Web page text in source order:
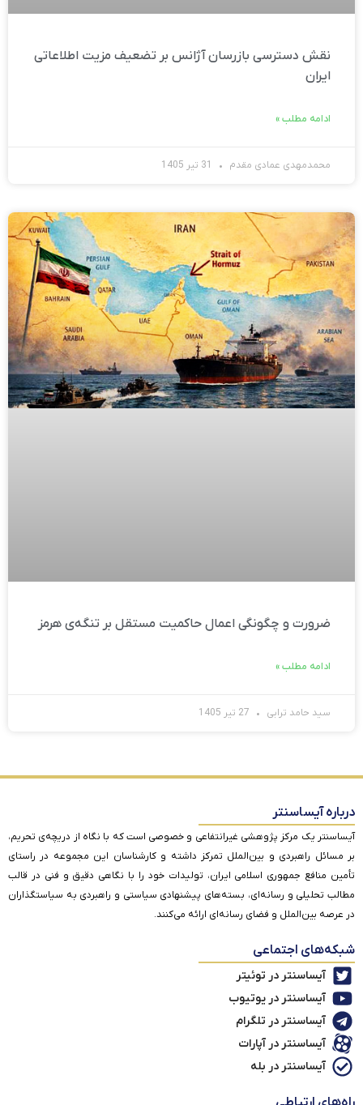
نقش دسترسی بازرسان آژانس بر تضعیف مزیت اطلاعاتی
ایران
ادامه مطلب »
محمدمهدی عمادی مقدم
ضرورت و چگونگی اعمال حاکمیت مستقل بر تنگه‌ی هرمز
ادامه مطلب »
سید حامد ترابی
درباره آیساسنتر
آیساسنتر یک مرکز پژوهشی غیرانتفاعی و خصوصی است که با نگاه از دریچه‌ی تحریم،
بر مسائل راهبردی و بین‌الملل تمرکز داشته و کارشناسان این مجموعه در راستای
تأمین منافع جمهوری اسلامی ایران، تولیدات خود را با نگاهی دقیق و فنی در قالب
مطالب تحلیلی و رسانه‌ای، بسته‌های پیشنهادی سیاستی و راهبردی به سیاستگذاران
در عرصه بین‌الملل و فضای رسانه‌ای ارائه می‌کنند.
شبکه‌های اجتماعی
آیساسنتر در توئیتر
آیساسنتر در یوتیوب
آیساسنتر در تلگرام
آیساسنتر در آپارات
آیساسنتر در بله